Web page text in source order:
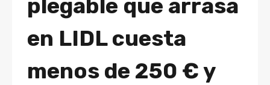
plegable que arrasa
en LIDL cuesta
menos de 250 € y